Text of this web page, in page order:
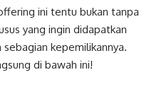
ini tentu bukan tanpa
yang ingin didapatkan
kepemilikannya.
di bawah ini!